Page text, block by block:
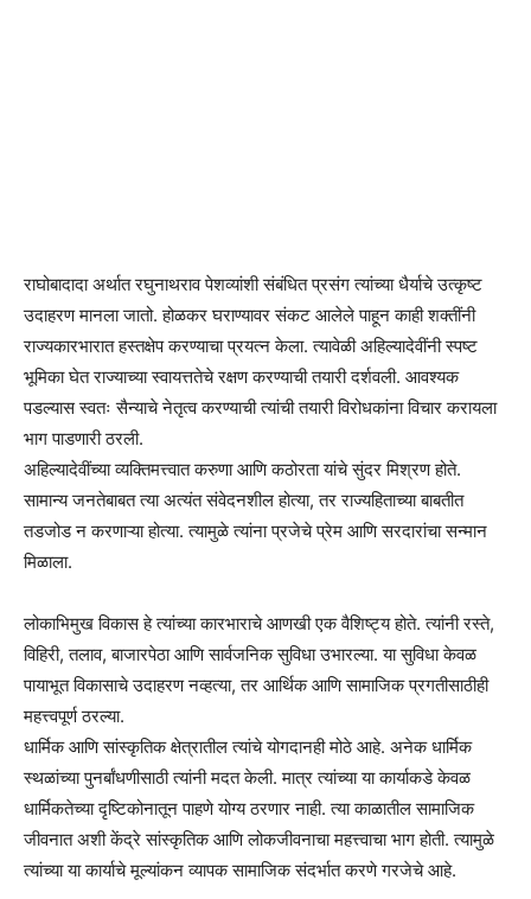
राघोबादादा अर्थात रघुनाथराव पेशव्यांशी संबंधित प्रसंग त्यांच्या धैर्याचे उत्कृष्ट
उदाहरण मानला जातो. होळकर घराण्यावर संकट आलेले पाहून काही शक्तींनी
राज्यकारभारात हस्तक्षेप करण्याचा प्रयत्न केला. त्यावेळी अहिल्यादेवींनी स्पष्ट
भूमिका घेत राज्याच्या स्वायत्ततेचे रक्षण करण्याची तयारी दर्शवली. आवश्यक
पडल्यास स्वतः सैन्याचे नेतृत्व करण्याची त्यांची तयारी विरोधकांना विचार करायला
भाग पाडणारी ठरली.
अहिल्यादेवींच्या व्यक्तिमत्त्वात करुणा आणि कठोरता यांचे सुंदर मिश्रण होते.
सामान्य जनतेबाबत त्या अत्यंत संवेदनशील होत्या, तर राज्यहिताच्या बाबतीत
तडजोड न करणाऱ्या होत्या. त्यामुळे त्यांना प्रजेचे प्रेम आणि सरदारांचा सन्मान
मिळाला.
लोकाभिमुख विकास हे त्यांच्या कारभाराचे आणखी एक वैशिष्ट्य होते. त्यांनी रस्ते,
विहिरी, तलाव, बाजारपेठा आणि सार्वजनिक सुविधा उभारल्या. या सुविधा केवळ
पायाभूत विकासाचे उदाहरण नव्हत्या, तर आर्थिक आणि सामाजिक प्रगतीसाठीही
महत्त्वपूर्ण ठरल्या.
धार्मिक आणि सांस्कृतिक क्षेत्रातील त्यांचे योगदानही मोठे आहे. अनेक धार्मिक
स्थळांच्या पुनर्बांधणीसाठी त्यांनी मदत केली. मात्र त्यांच्या या कार्याकडे केवळ
धार्मिकतेच्या दृष्टिकोनातून पाहणे योग्य ठरणार नाही. त्या काळातील सामाजिक
जीवनात अशी केंद्रे सांस्कृतिक आणि लोकजीवनाचा महत्त्वाचा भाग होती. त्यामुळे
त्यांच्या या कार्याचे मूल्यांकन व्यापक सामाजिक संदर्भात करणे गरजेचे आहे.